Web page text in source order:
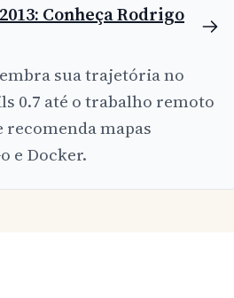
Conheça Rodrigo
sua trajetória no
0.7 até o trabalho remoto
mapas
e Docker.